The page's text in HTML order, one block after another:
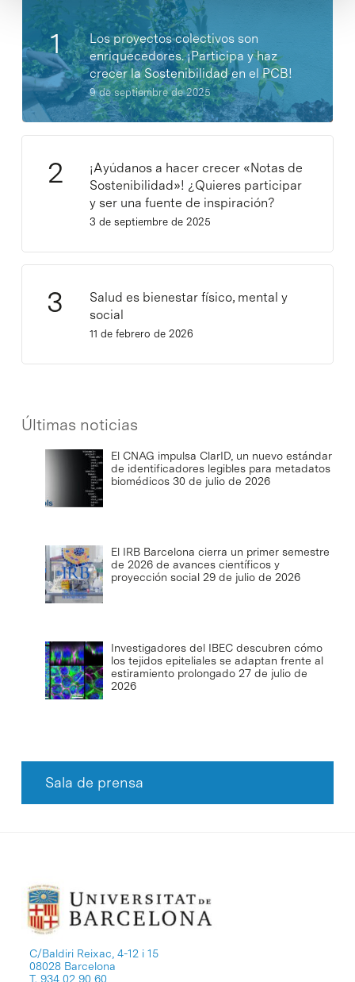
Los proyectos colectivos son
enriquecedores. ¡Participa y haz
crecer la Sostenibilidad en el PCB!
9 de septiembre de 2025
¡Ayúdanos a hacer crecer «Notas de
Sostenibilidad»! ¿Quieres participar
y ser una fuente de inspiración?
3 de septiembre de 2025
Salud es bienestar físico, mental y
social
11 de febrero de 2026
Últimas noticias
El CNAG impulsa ClarID, un nuevo estándar
de identificadores legibles para metadatos
biomédicos 30 de julio de 2026
El IRB Barcelona cierra un primer semestre
de 2026 de avances científicos y
proyección social 29 de julio de 2026
Investigadores del IBEC descubren cómo
los tejidos epiteliales se adaptan frente al
estiramiento prolongado 27 de julio de
2026
Sala de prensa
C/Baldiri Reixac, 4-12 i 15
08028 Barcelona
T. 934 02 90 60